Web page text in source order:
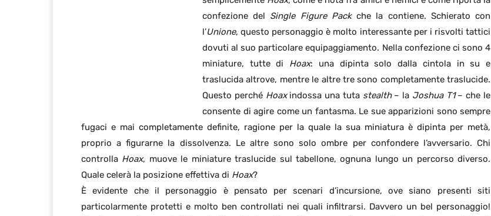
confezione del Single Figure Packche la contiene. Schierato con
l’Unione, questo personaggio è molto interessante per i risvolti tattici
dovuti al suo particolare equipaggiamento. Nella confezione ci sono 4
miniature, tutte di Hoax: una dipinta solo dalla cintola in su e
traslucida altrove, mentre le altre tre sono completamente traslucide.
Questo perché Hoaxindossa una tuta stealth– la Joshua T1– che le
consente di agire come un fantasma. Le sue apparizioni sono sempre
fugaci e mai completamente definite, ragione per la quale la sua miniatura è dipinta per metà,
proprio a figurarne la dissolvenza. Le altre sono solo ombre per confondere l’avversario. Chi
controlla Hoax, muove le miniature traslucide sul tabellone, ognuna lungo un percorso diverso.
Quale celerà la posizione effettiva di Hoax?
È evidente che il personaggio è pensato per scenari d’incursione, ove siano presenti siti
particolarmente protetti e molto ben controllati nei quali infiltrarsi. Davvero un bel personaggio!